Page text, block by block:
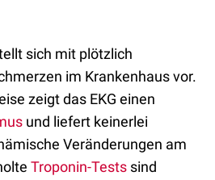
sich mit plötzlich
im Krankenhaus vor.
zeigt das EKG einen
und liefert keinerlei
Veränderungen am
Troponin-Tests sind